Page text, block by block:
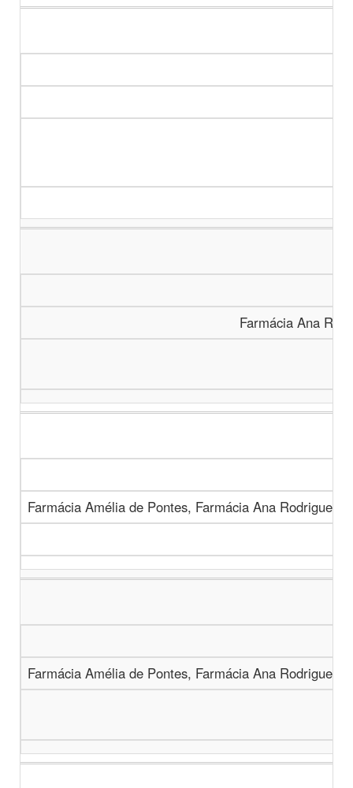
Farmácia Ana
Farmácia Amélia de Pontes, Farmácia Ana
Farmácia Amélia de Pontes, Farmácia Ana